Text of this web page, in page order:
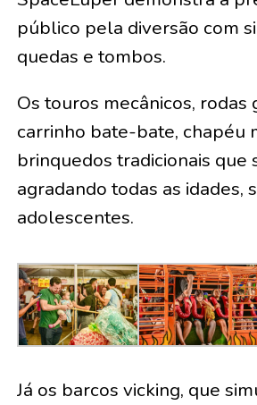
público pela diversão com
quedas e tombos.
Os touros mecânicos, rodas
carrinho bate-bate, chapéu
brinquedos tradicionais que
agradando todas as idades,
adolescentes.
Já os barcos vicking, que